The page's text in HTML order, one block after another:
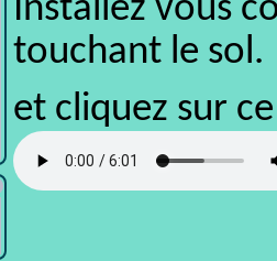
Installez vous
touchant le sol.
et cliquez sur